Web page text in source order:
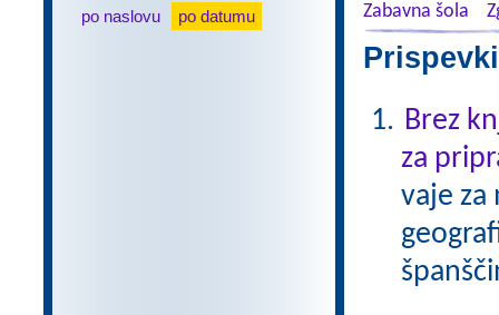
po naslovu
po datumu
Zabavna šola
Brez
za
vaje za